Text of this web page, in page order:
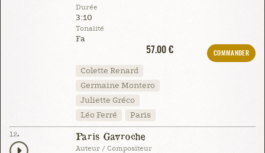
Durée
3:10
Tonalité
Fa
57.00 €
COMMANDER
Colette Renard
Germaine Montero
Juliette Gréco
Léo Ferré
Paris
12. Paris Gavroche
Auteur / Compositeur